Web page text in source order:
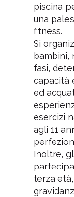
piscina
una
fitness.
Si
bambini,
fasi,
capacità
ed
esercizi
agli 11
Inoltre,
terza